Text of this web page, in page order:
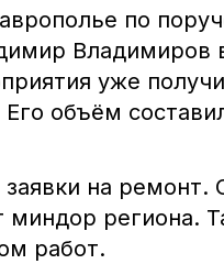
по
Владимиров
уже
объём
на ремонт.
региона.
работ.